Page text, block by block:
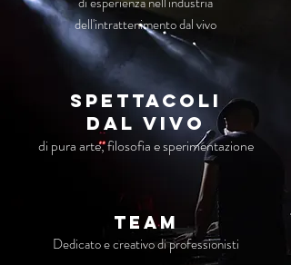
dell'intrattenimento dal vivo
Spettacoli
dal vivo
di pura arte, filosofia e sperimentazione
TEAM
Dedicato e creativo di professionisti